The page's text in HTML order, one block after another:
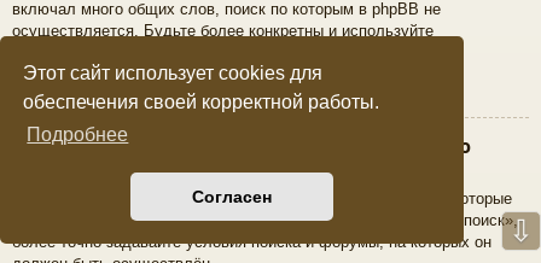
Этот сайт использует cookies для
обеспечения своей корректной работы.
Подробнее
Согласен
включал много общих слов, поиск по которым в phpBB не
осуществляется. Будьте более конкретны и используйте
Вернуться к началу
В результате моего поиска я получил пустую
Ваш поиск дал слишком большое количество результатов, которые
веб-сервер не смог обработать. Используйте «Расширенный поиск»,
более точно задавайте условия поиска и форумы, на которых он
⇩